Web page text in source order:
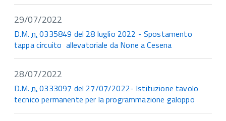
29/07/2022
D.M.n.0335849 del 28 luglio 2022 - Spostamento
tappa circuito allevatoriale da None a Cesena
28/07/2022
D.M.n.0333097 del 27/07/2022- Istituzione tavolo
tecnico permanente per la programmazione galoppo